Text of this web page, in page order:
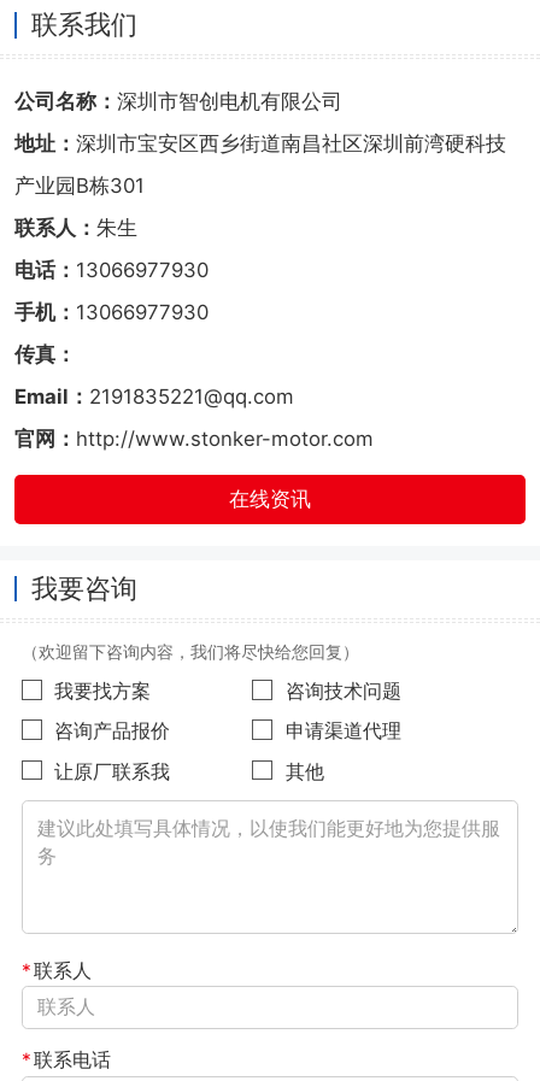
联系我们
公司名称： 深圳市智创电机有限公司
地址： 深圳市宝安区西乡街道南昌社区深圳前湾硬科技
产业园B栋301
联系人： 朱生
电话： 13066977930
手机： 13066977930
传真：
Email： 2191835221@qq.com
官网： http://www.stonker-motor.com
在线资讯
我要咨询
（欢迎留下咨询内容，我们将尽快给您回复）
我要找方案
咨询技术问题
咨询产品报价
申请渠道代理
让原厂联系我
其他
*联系人
*联系电话